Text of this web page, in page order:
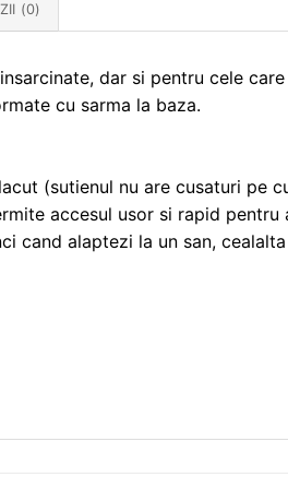
(0)
dar si pentru cele
cu sarma la baza.
(sutienul nu are cusaturi pe
accesul usor si rapid pentru
cand alaptezi la un san,